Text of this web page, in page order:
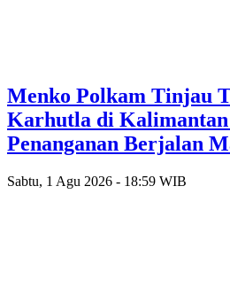
Menko Polkam Tinjau
Karhutla di
Penanganan Berjalan
Sabtu, 1 Agu 2026 - 18:59 WIB